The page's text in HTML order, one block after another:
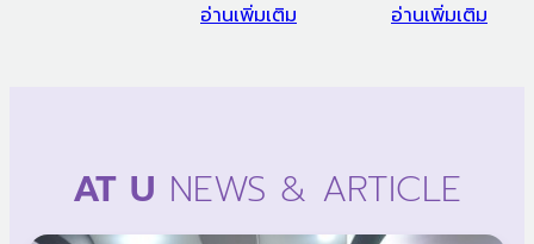
อ่านเพิ่มเติม
อ่านเพิ่มเติม
AT U NEWS & ARTICLE